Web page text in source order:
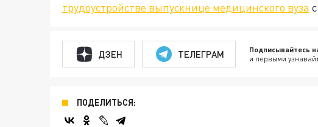
трудоустройстве выпускнице медицинского вуза
ДЗЕН ТЕЛЕГРАМ Подписывайтесь
и первыми
ПОДЕЛИТЬСЯ: